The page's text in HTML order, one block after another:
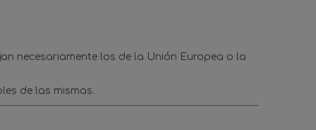
necesariamente los de la Unión Europea o la
de las mismas.